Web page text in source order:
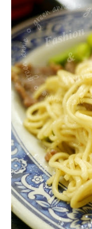
美
食】
帝
一
沙
茶
牛
羊
肉
~
臨
近
長
春
國
賓